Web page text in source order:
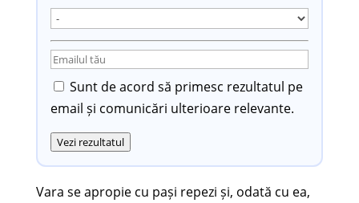
Sunt de acord să primesc rezultatul pe
email și comunicări ulterioare relevante.
Vezi rezultatul
Vara se apropie cu pași repezi și, odată cu ea,